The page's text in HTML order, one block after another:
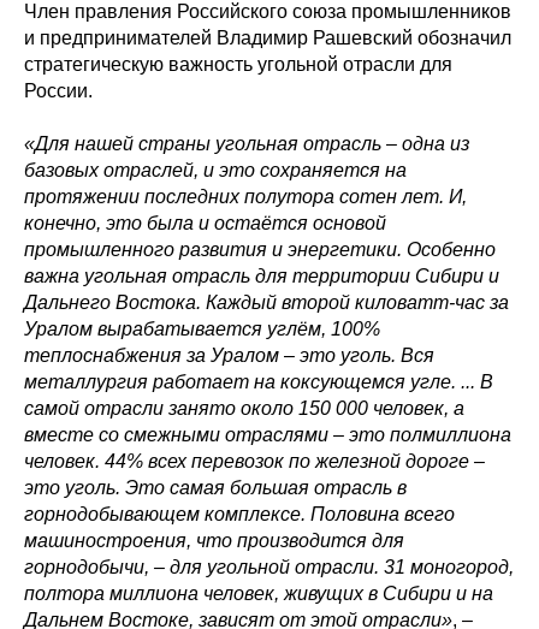
Член правления Российского союза промышленников
и предпринимателей Владимир Рашевский обозначил
стратегическую важность угольной отрасли для
России.
«Для нашей страны угольная отрасль – одна из
базовых отраслей, и это сохраняется на
протяжении последних полутора сотен лет. И,
конечно, это была и остаётся основой
промышленного развития и энергетики. Особенно
важна угольная отрасль для территории Сибири и
Дальнего Востока. Каждый второй киловатт-час за
Уралом вырабатывается углём, 100%
теплоснабжения за Уралом – это уголь. Вся
металлургия работает на коксующемся угле. ... В
самой отрасли занято около 150 000 человек, а
вместе со смежными отраслями – это полмиллиона
человек. 44% всех перевозок по железной дороге –
это уголь. Это самая большая отрасль в
горнодобывающем комплексе. Половина всего
машиностроения, что производится для
горнодобычи, – для угольной отрасли. 31 моногород,
полтора миллиона человек, живущих в Сибири и на
Дальнем Востоке, зависят от этой отрасли», –